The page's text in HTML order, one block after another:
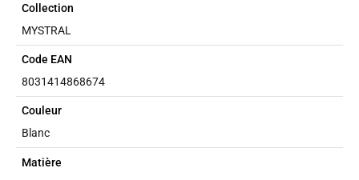
Collection
MYSTRAL
Code EAN
8031414868674
Couleur
Blanc
Matière